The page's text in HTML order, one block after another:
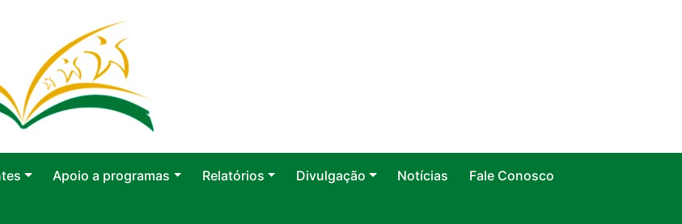
Apoio a programas Relatórios Divulgação Notícias
Fale Conosco